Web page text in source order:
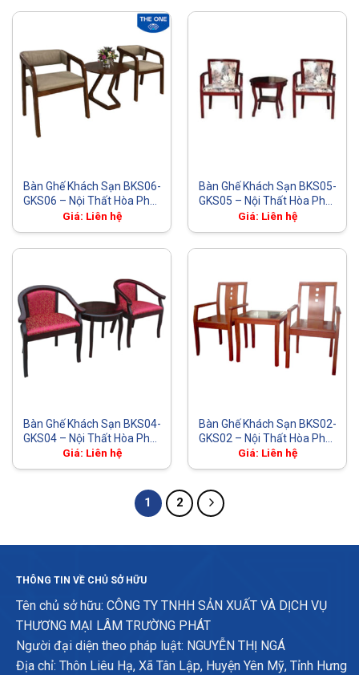
Bàn Ghế Khách Sạn BKS06-
GKS06 – Nội Thất Hòa Phát
– The One
Giá: Liên hệ
Bàn Ghế Khách Sạn BKS05-
GKS05 – Nội Thất Hòa Phát
– The One
Giá: Liên hệ
Bàn Ghế Khách Sạn BKS04-
GKS04 – Nội Thất Hòa Phát
– The One
Giá: Liên hệ
Bàn Ghế Khách Sạn BKS02-
GKS02 – Nội Thất Hòa Phát
– The One
Giá: Liên hệ
1 2
THÔNG TIN VỀ CHỦ SỞ HỮU
Tên chủ sở hữu: CÔNG TY TNHH SẢN XUẤT VÀ DỊCH VỤ
THƯƠNG MẠI LÂM TRƯỜNG PHÁT
Người đại diện theo pháp luật: NGUYỄN THỊ NGÁ
Địa chỉ: Thôn Liêu Hạ, Xã Tân Lập, Huyện Yên Mỹ, Tỉnh Hưng